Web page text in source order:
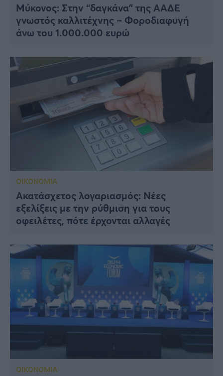
Μύκονος: Στην “δαγκάνα” της ΑΑΔΕ
γνωστός καλλιτέχνης – Φοροδιαφυγή
άνω του 1.000.000 ευρώ
ΟΙΚΟΝΟΜΙΑ
Ακατάσχετος λογαριασμός: Νέες
εξελίξεις με την ρύθμιση για τους
οφειλέτες, πότε έρχονται αλλαγές
ΟΙΚΟΝΟΜΙΑ